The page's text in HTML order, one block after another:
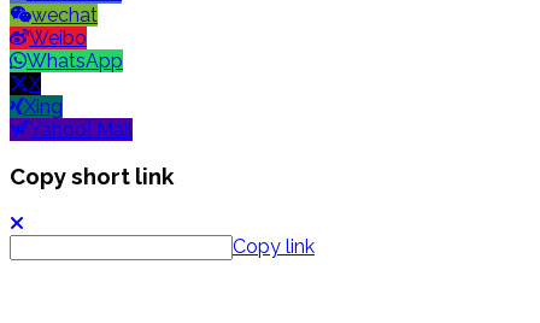
wechat
Weibo
WhatsApp
X
Xing
Yahoo! Mail
Copy short link
Copy link